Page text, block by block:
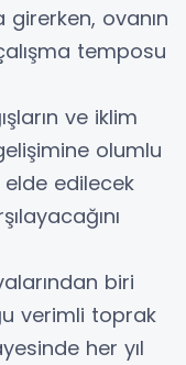
ovanın
temposu
ve iklim
olumlu
elde edilecek
biri
verimli toprak
her yıl